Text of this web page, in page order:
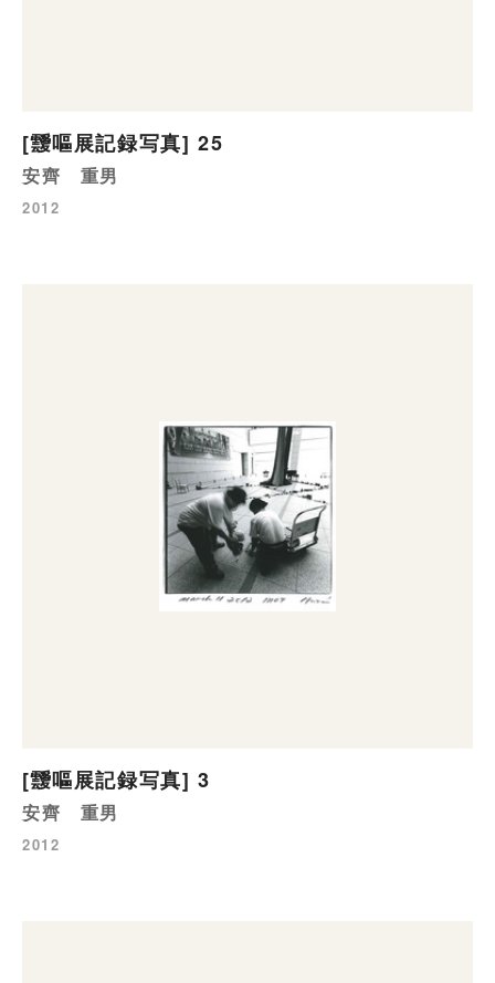
[靉嘔展記録写真] 25
安齊 重男
2012
[靉嘔展記録写真] 3
安齊 重男
2012